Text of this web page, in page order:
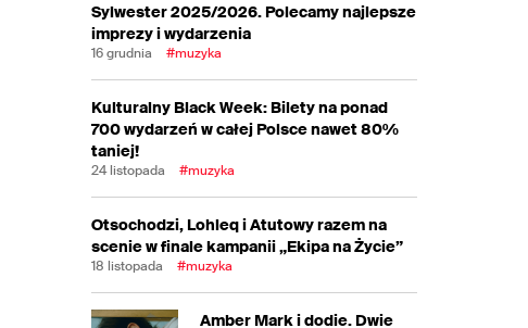
Sylwester 2025/2026. Polecamy najlepsze
imprezy i wydarzenia
16 grudnia #muzyka
Kulturalny Black Week: Bilety na ponad
700 wydarzeń w całej Polsce nawet 80%
taniej!
24 listopada #muzyka
Otsochodzi, Lohleq i Atutowy razem na
scenie w finale kampanii „Ekipa na Życie”
18 listopada #muzyka
Amber Mark i dodie. Dwie